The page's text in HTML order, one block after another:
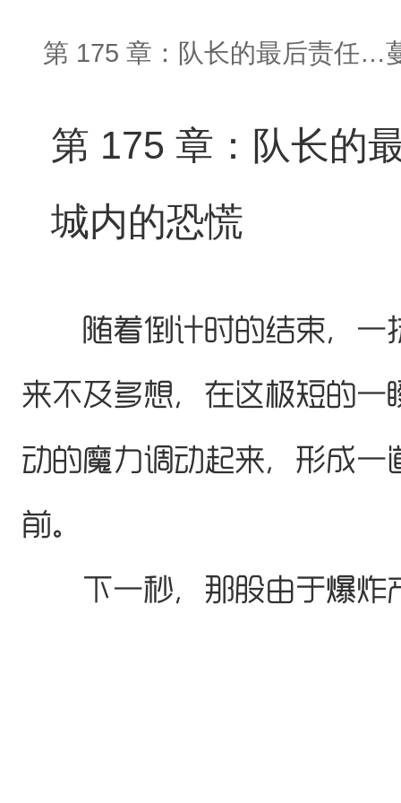
第 175 章：队长的最后责任…
第 175 章：队长的
城内的恐慌